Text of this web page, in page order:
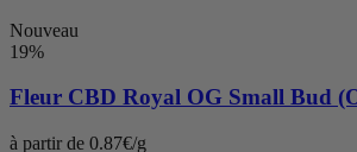
Nouveau
19%
Fleur CBD Royal OG Small Bud
à partir de 0.87€/g